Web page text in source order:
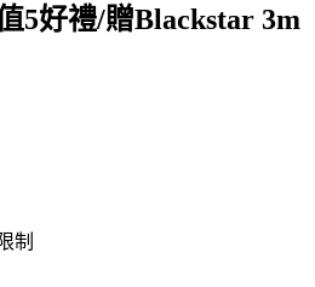
5好禮/贈Blackstar 3m
制